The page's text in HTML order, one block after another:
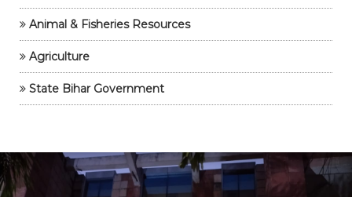
Animal & Fisheries Resources
Agriculture
State Bihar Government